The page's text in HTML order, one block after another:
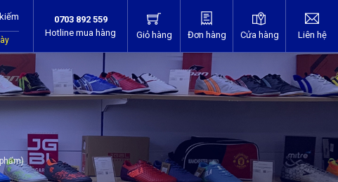
kiếm
0703 892 559
Hotline mua hàng
Giỏ hàng Đơn hàng Cửa hàng Liên hệ